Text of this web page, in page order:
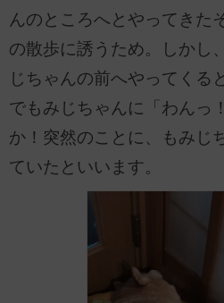
んのところへとやってきた
の散歩に誘うため。しかし
じちゃんの前へやってく
でもみじちゃんに「わんっ
か！突然のことに、もみじ
ていたといいます。